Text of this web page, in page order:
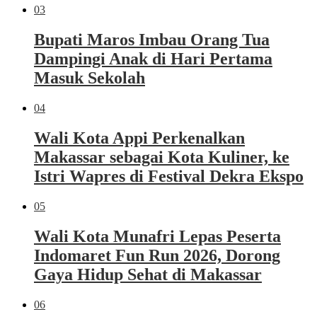
03
Bupati Maros Imbau Orang Tua
Dampingi Anak di Hari Pertama
Masuk Sekolah
04
Wali Kota Appi Perkenalkan
Makassar sebagai Kota Kuliner, ke
Istri Wapres di Festival Dekra Ekspo
05
Wali Kota Munafri Lepas Peserta
Indomaret Fun Run 2026, Dorong
Gaya Hidup Sehat di Makassar
06